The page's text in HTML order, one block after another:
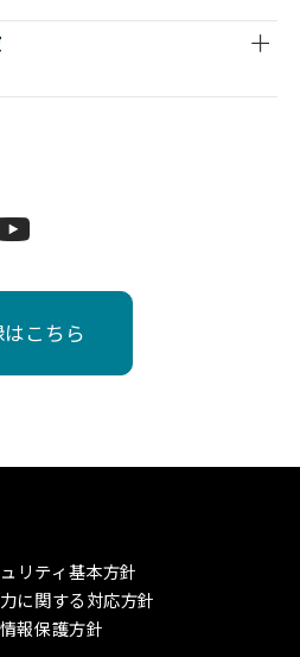
こちら
リティ基本方針
に関する対応方針
報保護方針